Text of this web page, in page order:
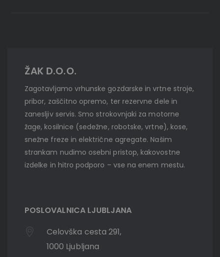
ŽAK D.O.O.
Zagotavljamo vrhunske gozdarske in vrtne stroje,
pribor, zaščitno opremo, ter rezervne dele in
zanesljiv servis. Smo strokovnjaki za motorne
žage, kosilnice (sedežne, robotske, vrtne), kose,
snežne freze in električne agregate. Našim
strankam nudimo osebni pristop, kakovostne
izdelke in hitro podporo – vse na enem mestu.
POSLOVALNICA LJUBLJANA
Celovška cesta 291,
1000 Ljubljana